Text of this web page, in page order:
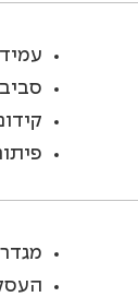
מגדר